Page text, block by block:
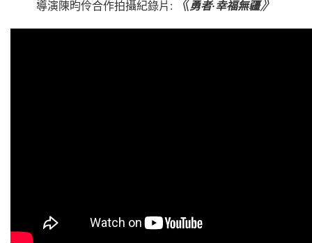
導演陳昀伶合作拍攝紀錄片: 勇者‧幸福無疆